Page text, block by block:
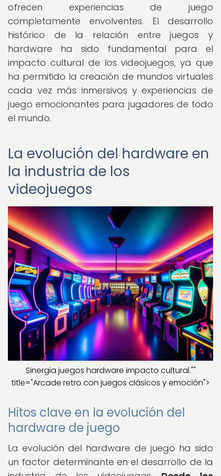
ofrecen experiencias de juego
completamente envolventes. El desarrollo
histórico de la relación entre juegos y
hardware ha sido fundamental para el
impacto cultural de los videojuegos, ya que
ha permitido la creación de mundos virtuales
cada vez más inmersivos y experiencias de
juego emocionantes para jugadores de todo
el mundo.
La evolución del hardware en
la industria de los
videojuegos
Sinergia juegos hardware impacto cultural.""
title="Arcade retro con juegos clásicos y emoción">
Hitos clave en la evolución del
hardware de juego
La evolución del hardware de juego ha sido
un factor determinante en el desarrollo de la